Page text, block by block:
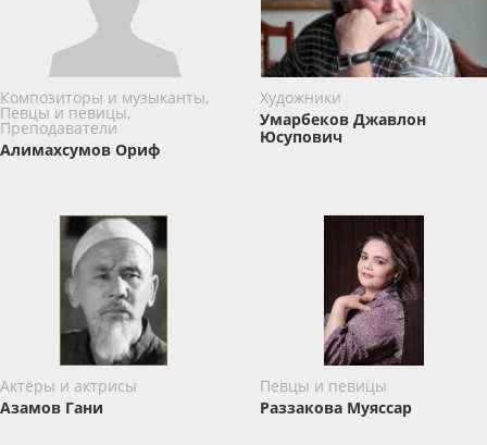
Композиторы и музыканты,
Певцы и певицы,
Преподаватели
Алимахсумов Ориф
Художники
Умарбеков Джавлон
Юсупович
Актёры и актрисы
Азамов Гани
Певцы и певицы
Раззакова Муяссар